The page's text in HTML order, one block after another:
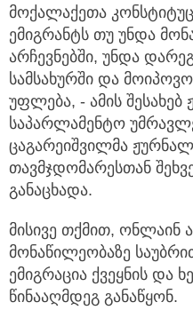
მოქალაქეთა
ემიგრანტს თუ უნდა
არჩევნებში, უნდა
სამსახურში და
უფლება, - ამის
საპარლამენტო
ცაგარეიშვილმა
თავმჯდომარესთან
განაცხადა.
მისივე თქმით, ონლაინ
მონაწილეობაზე
ემიგრაცია ქვეყნის და
წინააღმდეგ განაწყონ.